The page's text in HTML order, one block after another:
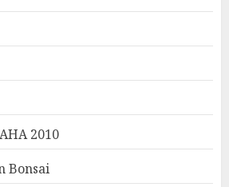
2010
Bonsai